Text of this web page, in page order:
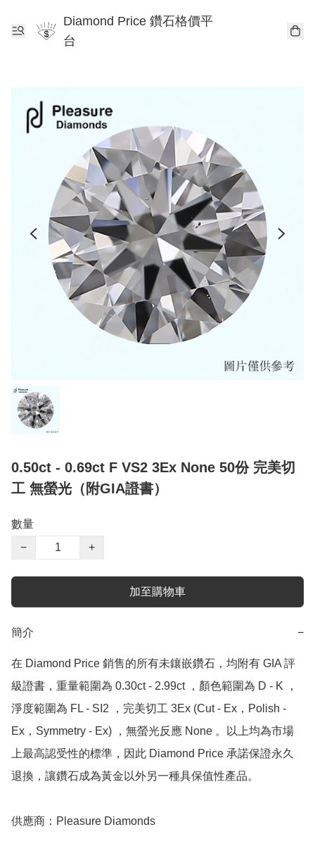
Diamond Price 鑽石格價平
台
0.50ct - 0.69ct F VS2 3Ex None 50份 完美切
工 無螢光（附GIA證書）
數量
−
+
加至購物車
簡介 −
在 Diamond Price 銷售的所有未鑲嵌鑽石，均附有 GIA 評
級證書，重量範圍為 0.30ct - 2.99ct ，顏色範圍為 D - K ，
淨度範圍為 FL - SI2 ，完美切工 3Ex (Cut - Ex，Polish -
Ex，Symmetry - Ex) ，無螢光反應 None 。以上均為市場
上最高認受性的標準，因此 Diamond Price 承諾保證永久
退換，讓鑽石成為黃金以外另一種具保值性產品。
供應商：Pleasure Diamonds